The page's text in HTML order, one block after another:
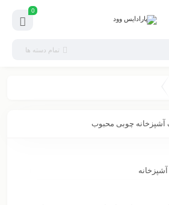
0
تمام دسته ها
آشپزخانه چوبی محبوب